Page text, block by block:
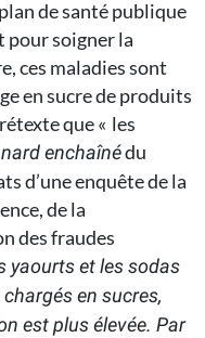
de santé publique
pour soigner la
ces maladies sont
en sucre de produits
que « les
enchaînédu
d’une enquête de la
de la
des fraudes
yaourts et les sodas
en sucres,
est plus élevée. Par